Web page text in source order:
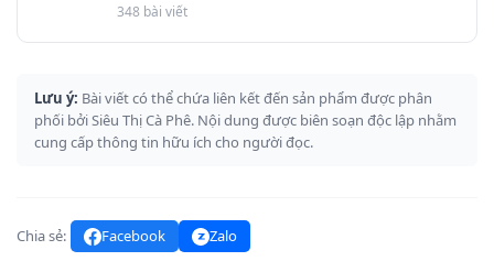
348 bài viết
Lưu ý: Bài viết có thể chứa liên kết đến sản phẩm được phân
phối bởi Siêu Thị Cà Phê. Nội dung được biên soạn độc lập nhằm
cung cấp thông tin hữu ích cho người đọc.
Chia sẻ: Facebook Zalo